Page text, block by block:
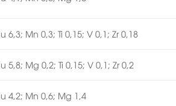
6,3; Mn 0,3; Ti 0,15; V 0,1; Zr 0,18
5,8; Mg 0,2; Ti 0,15; V 0,1; Zr 0,2
4,2; Mn 0,6; Mg 1,4